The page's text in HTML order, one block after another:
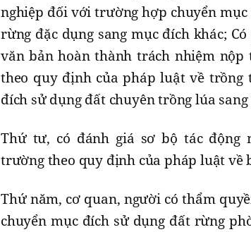
nghiệp đối với trường hợp chuyển
rừng đặc dụng sang mục đích khác;
văn bản hoàn thành trách nhiệm
theo quy định của pháp luật về
đích sử dụng đất chuyên trồng lúa
Thứ tư, có đánh giá sơ bộ tác động
trường theo quy định của pháp luật về
Thứ năm, cơ quan, người có thẩm
chuyển mục đích sử dụng đất rừng